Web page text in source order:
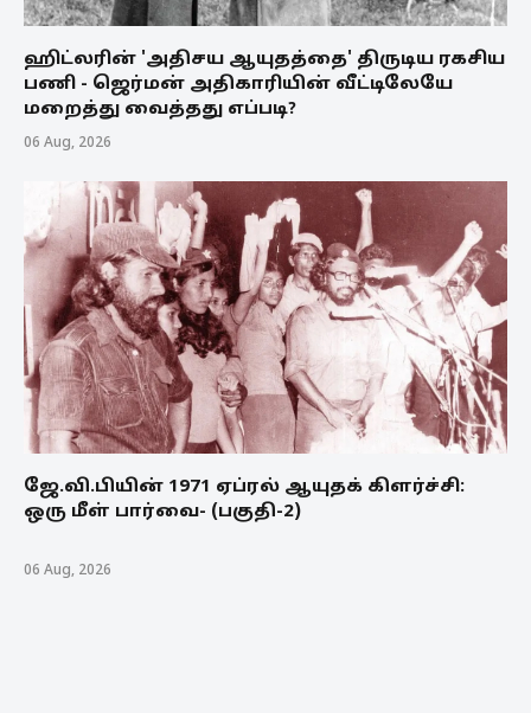
ஹிட்லரின் 'அதிசய ஆயுதத்தை' திருடிய ரகசிய
பணி - ஜெர்மன் அதிகாரியின் வீட்டிலேயே
மறைத்து வைத்தது எப்படி?
06 Aug, 2026
ஜே.வி.பியின் 1971 ஏப்ரல் ஆயுதக் கிளர்ச்சி:
ஒரு மீள் பார்வை- (பகுதி-2)
06 Aug, 2026